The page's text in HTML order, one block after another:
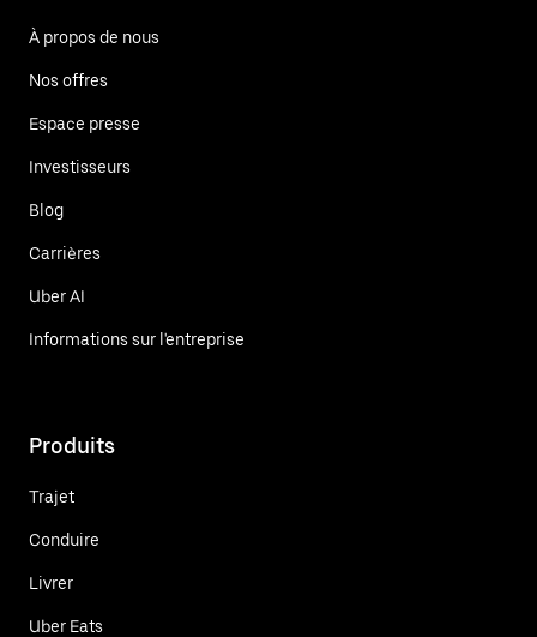
À propos de nous
Nos offres
Espace presse
Investisseurs
Blog
Carrières
Uber AI
Informations sur l'entreprise
Produits
Trajet
Conduire
Livrer
Uber Eats